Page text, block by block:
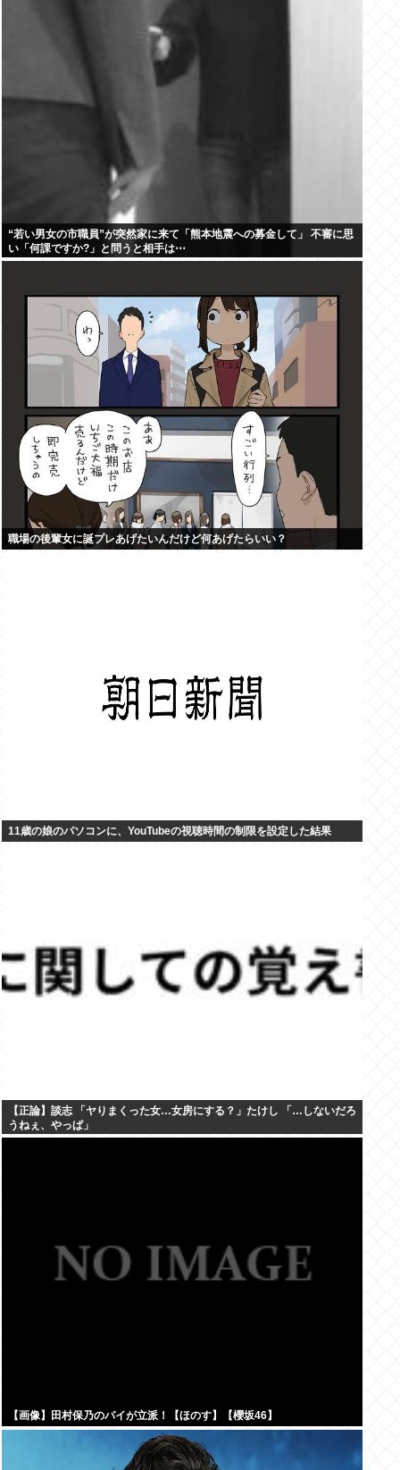
“若い男女の市職員”が突然家に来て「熊本地震への募金して」 不審に思
い「何課ですか?」と問うと相手は⋯
職場の後輩女に誕プレあげたいんだけど何あげたらいい？
11歳の娘のパソコンに、YouTubeの視聴時間の制限を設定した結果
【正論】談志 「ヤりまくった女…女房にする？」たけし 「…しないだろ
うねぇ、やっぱ」
【画像】田村保乃のパイが立派！【ほのす】【櫻坂46】